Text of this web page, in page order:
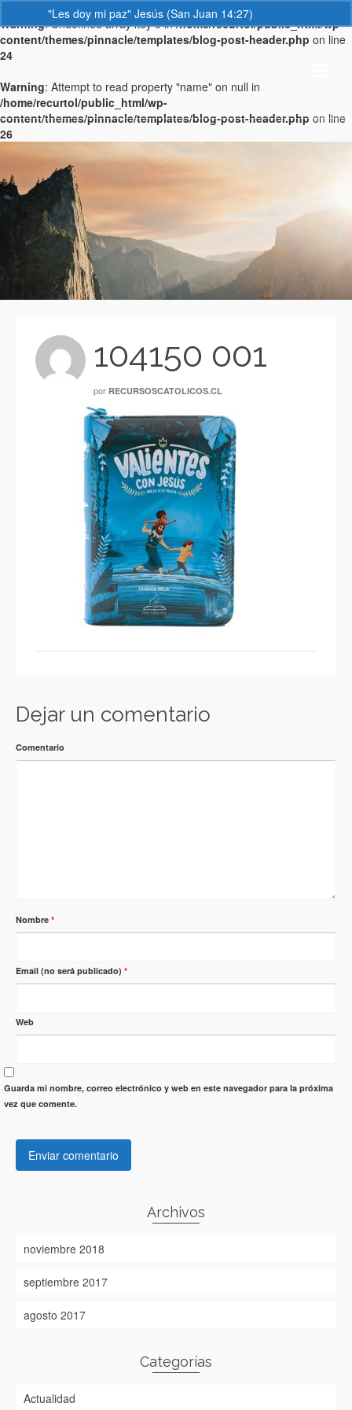
"Les doy mi paz" Jesús (San Juan 14:27)
Warning: Undefined array key 0 in/home/recurtol/public_html/wp-
content/themes/pinnacle/templates/blog-post-header.php on line
24
Warning: Attempt to read property "name" on null in
/home/recurtol/public_html/wp-
content/themes/pinnacle/templates/blog-post-header.php on line
26
104150 001
por RECURSOSCATOLICOS.CL
Dejar un comentario
Comentario
Nombre *
Email (no será publicado) *
Web
Guarda mi nombre, correo electrónico y web en este navegador para la próxima
vez que comente.
Archivos
noviembre 2018
septiembre 2017
agosto 2017
Categorías
Actualidad